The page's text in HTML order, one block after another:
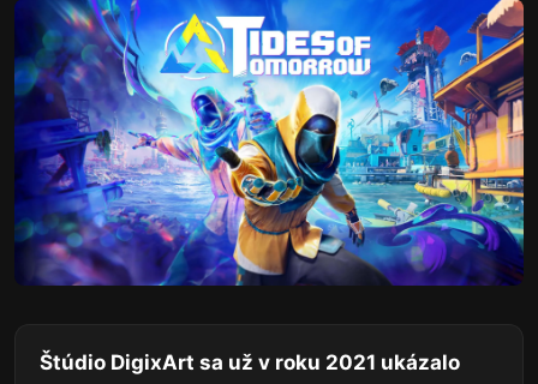
Štúdio DigixArt sa už v roku 2021 ukázalo